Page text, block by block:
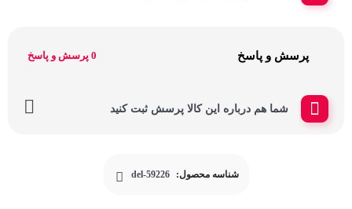
پرسش و پاسخ 0 پرسش و پاسخ
شما هم درباره این کالا پرسش ثبت کنید
شناسه محصول: del-59226